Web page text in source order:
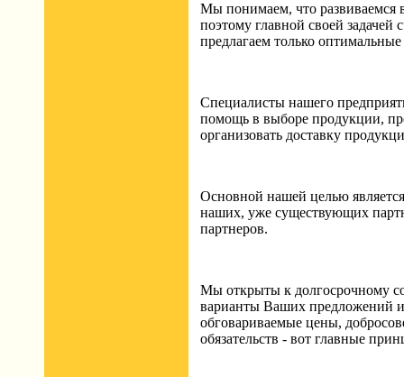
Мы понимаем, что развиваемся
поэтому главной своей задачей
предлагаем только
Специалисты нашего
помощь в выборе продукции,
организовать доставку
Основной нашей целью
наших, уже существующих
партнеров.
Мы открыты к долгосрочному
варианты Ваших предложений
обговариваемые цены,
обязательств - вот главные